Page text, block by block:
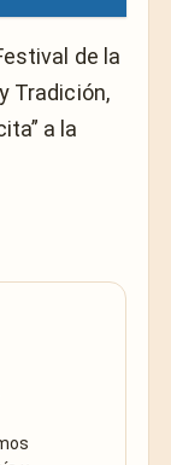
de la
Tradición,
a la